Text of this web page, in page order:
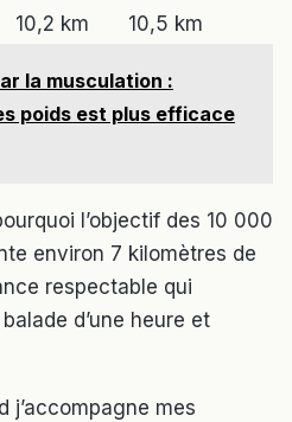
10,2 km 10,5 km
la musculation :
poids est plus efficace
l’objectif des 10 000
environ 7 kilomètres de
respectable qui
d’une heure et
j’accompagne mes